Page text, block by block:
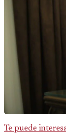
Te puede